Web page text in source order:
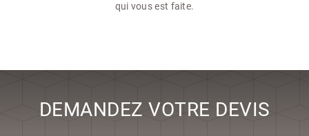
qui vous est faite.
DEMANDEZ VOTRE DEVIS